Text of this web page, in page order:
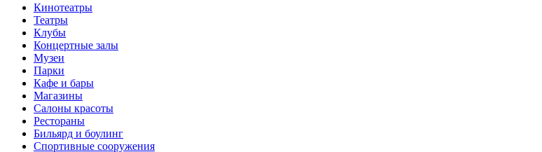
Кинотеатры
Театры
Клубы
Концертные залы
Музеи
Парки
Кафе и бары
Магазины
Салоны красоты
Рестораны
Бильярд и боулинг
Спортивные сооружения